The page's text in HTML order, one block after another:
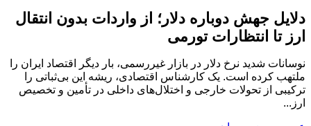
دلایل جهش دوباره دلار؛ از واردات بدون انتقال
ارز تا انتظارات تورمی
نوسانات شدید نرخ دلار در بازار غیررسمی، بار دیگر اقتصاد ایران را
ملتهب کرده است. یک کارشناس اقتصادی، ریشه این بی‌ثباتی را
ترکیبی از تحولات خارجی و اختلال‌های داخلی در تأمین و تخصیص
ارز...